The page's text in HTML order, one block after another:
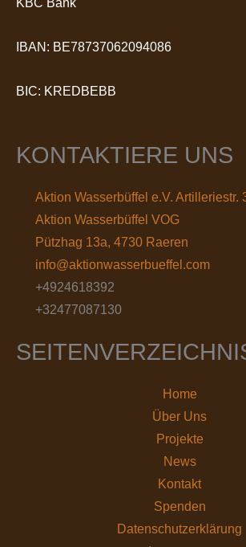
IBAN: BE78737062094086
BIC: KREDBEBB
KONTAKTIERE UNS
Aktion Wasserbüffel e.V. Artilleriestr.
Aktion Wasserbüffel VOG
Pützhag 13a, 4730 Raeren
info@aktionwasserbueffel.com
+4924618392
+32477087130
Home
Über Uns
Projekte
News
Kontakt
Spenden
Datenschutz­erklärung